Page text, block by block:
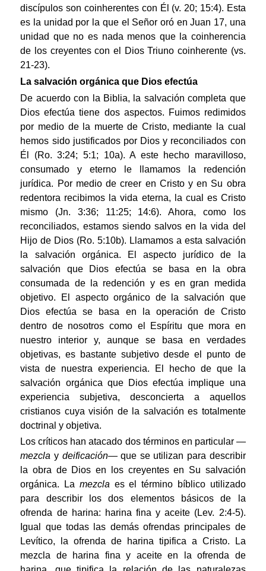
discípulos son coinherentes con Él (v. 20; 15:4). Esta
es la unidad por la que el Señor oró en Juan 17, una
unidad que no es nada menos que la coinherencia
de los creyentes con el Dios Triuno coinherente (vs.
21-23).
La salvación orgánica que Dios efectúa
De acuerdo con la Biblia, la salvación completa que
Dios efectúa tiene dos aspectos. Fuimos redimidos
por medio de la muerte de Cristo, mediante la cual
hemos sido justificados por Dios y reconciliados con
Él (Ro. 3:24; 5:1; 10a). A este hecho maravilloso,
consumado y eterno le llamamos la redención
jurídica. Por medio de creer en Cristo y en Su obra
redentora recibimos la vida eterna, la cual es Cristo
mismo (Jn. 3:36; 11:25; 14:6). Ahora, como los
reconciliados, estamos siendo salvos en la vida del
Hijo de Dios (Ro. 5:10b). Llamamos a esta salvación
la salvación orgánica. El aspecto jurídico de la
salvación que Dios efectúa se basa en la obra
consumada de la redención y es en gran medida
objetivo. El aspecto orgánico de la salvación que
Dios efectúa se basa en la operación de Cristo
dentro de nosotros como el Espíritu que mora en
nuestro interior y, aunque se basa en verdades
objetivas, es bastante subjetivo desde el punto de
vista de nuestra experiencia. El hecho de que la
salvación orgánica que Dios efectúa implique una
experiencia subjetiva, desconcierta a aquellos
cristianos cuya visión de la salvación es totalmente
doctrinal y objetiva.
Los críticos han atacado dos términos en particular —
mezcla y deificación— que se utilizan para describir
la obra de Dios en los creyentes en Su salvación
orgánica. La mezcla es el término bíblico utilizado
para describir los dos elementos básicos de la
ofrenda de harina: harina fina y aceite (Lev. 2:4-5).
Igual que todas las demás ofrendas principales de
Levítico, la ofrenda de harina tipifica a Cristo. La
mezcla de harina fina y aceite en la ofrenda de